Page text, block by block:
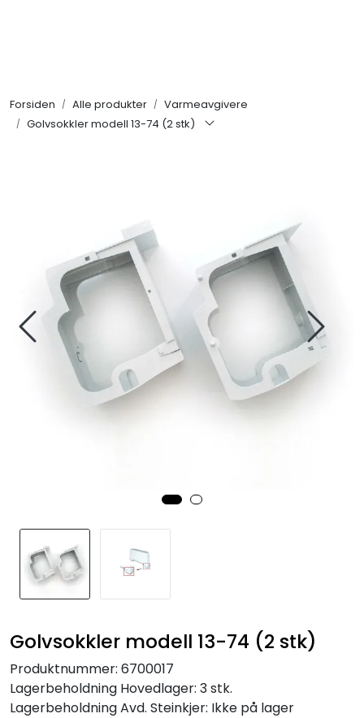
Forsiden Alle produkter
Varmeavgivere
Golvsokkler modell 13-74 (2 stk)
Golvsokkler modell 13-74 (2 stk)
Produktnummer: 6700017
Lagerbeholdning Hovedlager: 3 stk.
LagerbeholdningAvd. Steinkjer: Ikke på lager
KAMPANJER
Reservedeler
Be om tilbud